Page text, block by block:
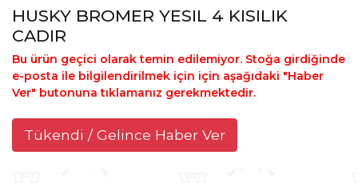
HUSKY BROMER YESIL 4 KISILIK
CADIR
Bu ürün geçici olarak temin edilemiyor. Stoğa girdiğinde
e-posta ile bilgilendirilmek için için aşağıdaki "Haber
Ver" butonuna tıklamanız gerekmektedir.
Tükendi / Gelince Haber Ver